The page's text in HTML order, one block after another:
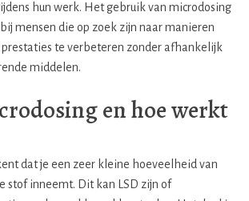
hun werk. Het gebruik van microdosing
mensen die op zoek zijn naar manieren
te verbeteren zonder afhankelijk
middelen.
en hoe werkt
dat je een zeer kleine hoeveelheid van
stof inneemt. Dit kan LSD zijn of